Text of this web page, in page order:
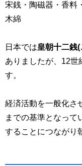
宋銭・陶磁器・香料
木綿
日本では皇朝十二銭
ありましたが、12世
す。
経済活動を一般化さ
までの基準となって
することにつながり